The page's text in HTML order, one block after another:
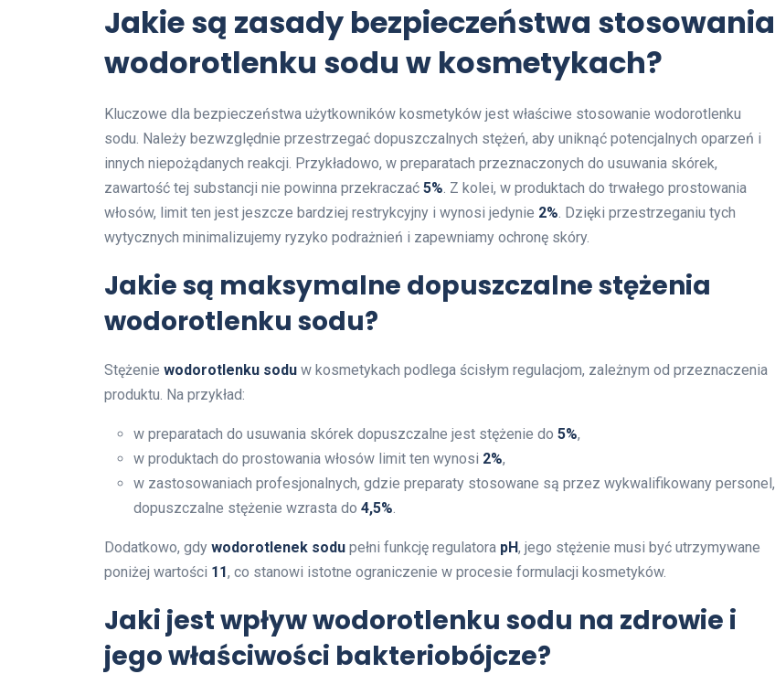
Jakie są zasady bezpieczeństwa stosowania
wodorotlenku sodu w kosmetykach?
Kluczowe dla bezpieczeństwa użytkowników kosmetyków jest właściwe stosowanie wodorotlenku
sodu. Należy bezwzględnie przestrzegać dopuszczalnych stężeń, aby uniknąć potencjalnych oparzeń i
innych niepożądanych reakcji. Przykładowo, w preparatach przeznaczonych do usuwania skórek,
zawartość tej substancji nie powinna przekraczać 5%. Z kolei, w produktach do trwałego prostowania
włosów, limit ten jest jeszcze bardziej restrykcyjny i wynosi jedynie 2%. Dzięki przestrzeganiu tych
wytycznych minimalizujemy ryzyko podrażnień i zapewniamy ochronę skóry.
Jakie są maksymalne dopuszczalne stężenia
wodorotlenku sodu?
Stężenie wodorotlenku sodu w kosmetykach podlega ścisłym regulacjom, zależnym od przeznaczenia
produktu. Na przykład:
w preparatach do usuwania skórek dopuszczalne jest stężenie do 5%,
w produktach do prostowania włosów limit ten wynosi 2%,
w zastosowaniach profesjonalnych, gdzie preparaty stosowane są przez wykwalifikowany personel,
dopuszczalne stężenie wzrasta do 4,5%.
Dodatkowo, gdy wodorotlenek sodu pełni funkcję regulatora pH, jego stężenie musi być utrzymywane
poniżej wartości 11, co stanowi istotne ograniczenie w procesie formulacji kosmetyków.
Jaki jest wpływ wodorotlenku sodu na zdrowie i
jego właściwości bakteriobójcze?